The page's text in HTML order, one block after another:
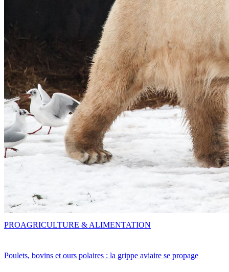
Poulets, bovins et ours polaires : la grippe aviaire se propage
PROAGRICULTURE & ALIMENTATION